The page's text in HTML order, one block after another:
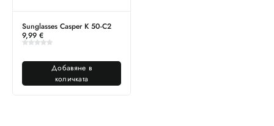
Sunglasses Casper K 50-C2
9,99 €
Добавяне в
количката